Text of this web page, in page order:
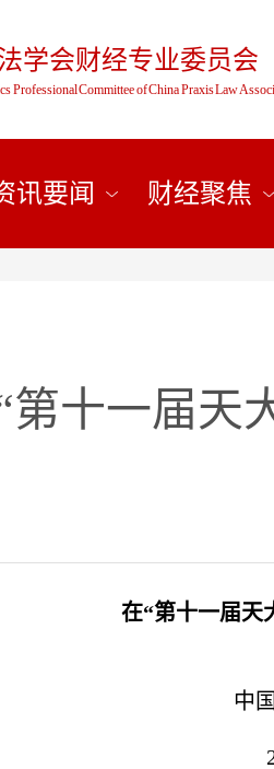
学会财经专业委员会
Professional Committee of China Praxis Law
讯要闻 财经聚焦
第十一届天
在“第十一届天
中